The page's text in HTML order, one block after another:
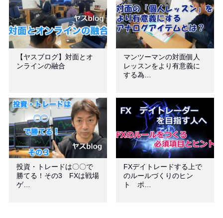
【ヤスブログ】対面とオ
ンラインの融合
マンツーマンの対面個人
レッスンをより有意義に
する為…
投資・トレードは〇〇で
勝てる！その3 FXは戦場
ゲ…
FXデイトレードする上で
のルールづくりのヒン
ト ポ…